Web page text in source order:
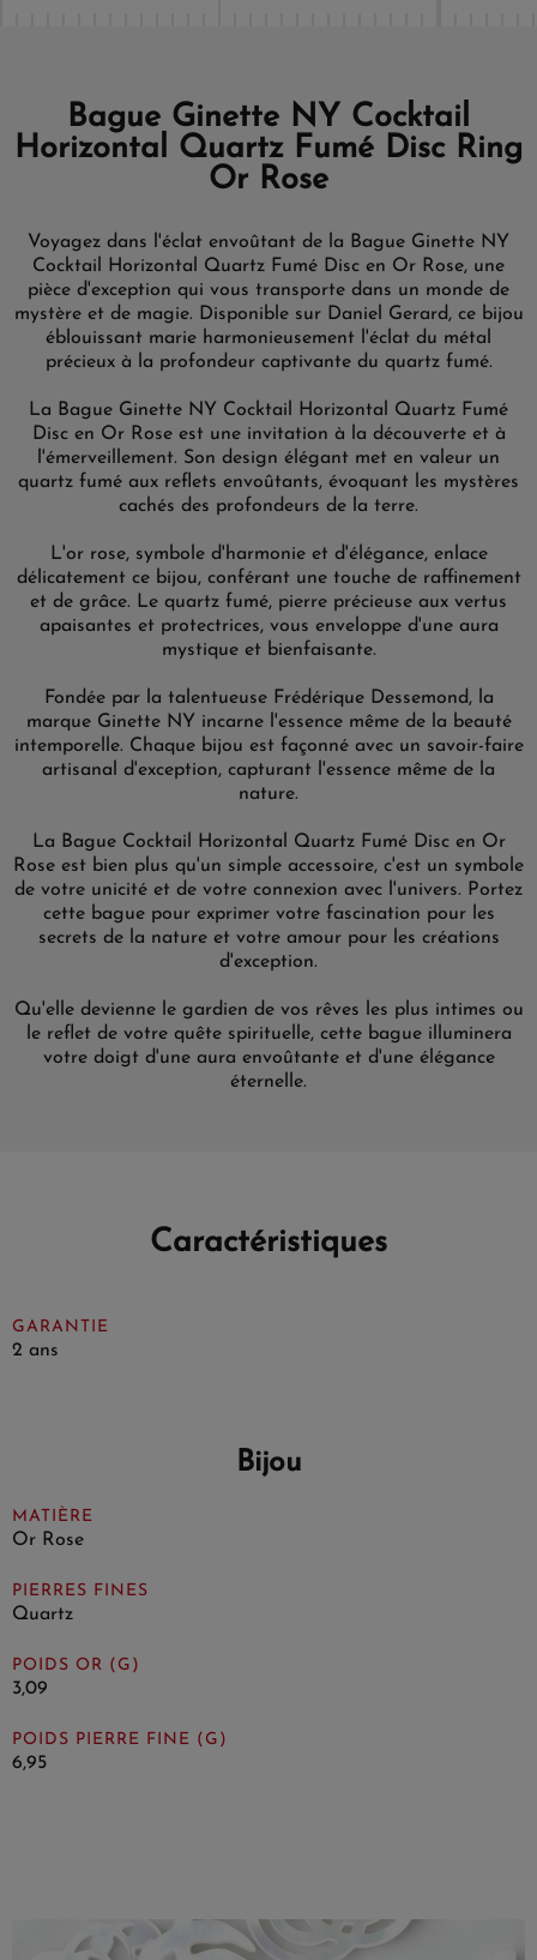
Bague Ginette NY Cocktail
Horizontal Quartz Fumé Disc Ring
Or Rose
Voyagez dans l'éclat envoûtant de la Bague Ginette NY
Cocktail Horizontal Quartz Fumé Disc en Or Rose, une
pièce d'exception qui vous transporte dans un monde de
mystère et de magie. Disponible sur Daniel Gerard, ce bijou
éblouissant marie harmonieusement l'éclat du métal
précieux à la profondeur captivante du quartz fumé.
La Bague Ginette NY Cocktail Horizontal Quartz Fumé
Disc en Or Rose est une invitation à la découverte et à
l'émerveillement. Son design élégant met en valeur un
quartz fumé aux reflets envoûtants, évoquant les mystères
cachés des profondeurs de la terre.
L'or rose, symbole d'harmonie et d'élégance, enlace
délicatement ce bijou, conférant une touche de raffinement
et de grâce. Le quartz fumé, pierre précieuse aux vertus
apaisantes et protectrices, vous enveloppe d'une aura
mystique et bienfaisante.
Fondée par la talentueuse Frédérique Dessemond, la
marque Ginette NY incarne l'essence même de la beauté
intemporelle. Chaque bijou est façonné avec un savoir-faire
artisanal d'exception, capturant l'essence même de la
nature.
La Bague Cocktail Horizontal Quartz Fumé Disc en Or
Rose est bien plus qu'un simple accessoire, c'est un symbole
de votre unicité et de votre connexion avec l'univers. Portez
cette bague pour exprimer votre fascination pour les
secrets de la nature et votre amour pour les créations
d'exception.
Qu'elle devienne le gardien de vos rêves les plus intimes ou
le reflet de votre quête spirituelle, cette bague illuminera
votre doigt d'une aura envoûtante et d'une élégance
éternelle.
Caractéristiques
GARANTIE
2 ans
Bijou
MATIÈRE
Or Rose
PIERRES FINES
Quartz
POIDS OR (G)
3,09
POIDS PIERRE FINE (G)
6,95